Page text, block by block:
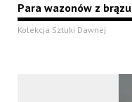
Para wazonów z brązu
Kolekcja Sztuki Dawnej